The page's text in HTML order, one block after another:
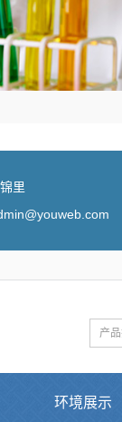
里
环境展示